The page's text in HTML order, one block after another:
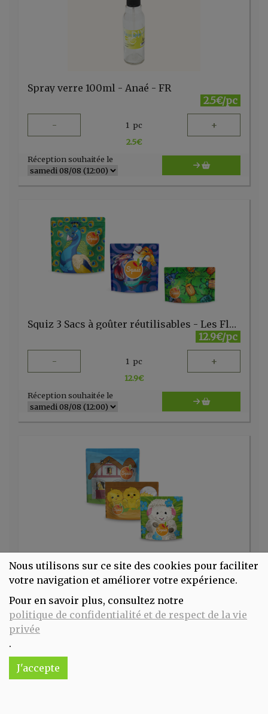
Nous utilisons sur ce site des cookies pour faciliter
votre navigation et améliorer votre expérience.
Pour en savoir plus, consultez notre
politique de confidentialité et de respect de la vie
privée
.
J'accepte
Spray verre 100ml - Anaé - FR
2.5€/pc
- 1 pc +
2.5€
Réception souhaitée le
Squiz 3 Sacs à goûter réutilisables - Les Flamboyants
12.9€/pc
- 1 pc +
12.9€
Réception souhaitée le
Squiz 3 Sacs à goûter réutilisables - Ma petite ferme
12.9€/pc
- 1 pc
12.9€
Réception souhaitée le